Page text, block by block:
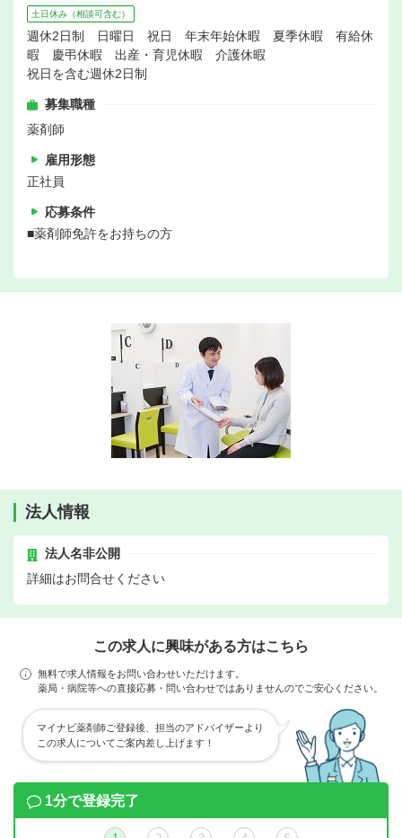
土日休み（相談可含む）
週休2日制 日曜日 祝日 年末年始休暇 夏季休暇 有給休
暇 慶弔休暇 出産・育児休暇 介護休暇
祝日を含む週休2日制
募集職種
薬剤師
雇用形態
正社員
応募条件
■薬剤師免許をお持ちの方
法人情報
法人名非公開
詳細はお問合せください
この求人に興味がある方はこちら
無料で求人情報をお問い合わせいただけます。
薬局・病院等への直接応募・問い合わせではありませんのでご安心ください。
マイナビ薬剤師ご登録後、担当のアドバイザーより
この求人についてご案内差し上げます！
1分で登録完了